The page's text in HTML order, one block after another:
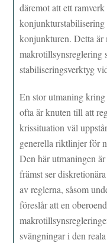
däremot att ett
konjunkturen. Detta är
makrotillsynsreglering
stabiliseringsverktyg
En stor utmaning
ofta är knuten till att
krissituation väl
generella riktlinjer för
Den här utmaningen
främst ser
av reglerna, såsom
föreslår att en
svängningar i den